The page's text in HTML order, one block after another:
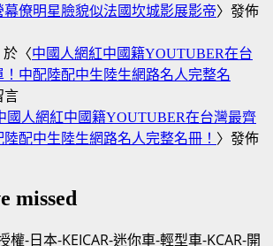
僚明星臉貌似法國坎城影展影帝〉發佈
於〈中國人網紅中國籍YOUTUBER在台
！中配陸配中生陸生網路名人完整名
言
國人網紅中國籍YOUTUBER在台灣最齊
配中生陸生網路名人完整名冊！ 〉發佈
missed